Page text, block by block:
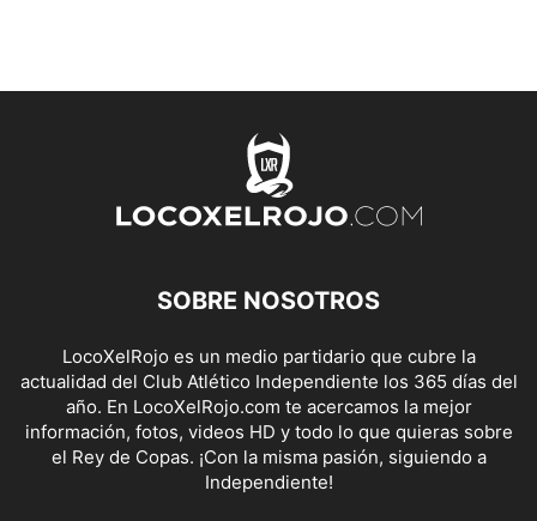
SOBRE NOSOTROS
LocoXelRojo es un medio partidario que cubre la
actualidad del Club Atlético Independiente los 365 días del
año. En LocoXelRojo.com te acercamos la mejor
información, fotos, videos HD y todo lo que quieras sobre
el Rey de Copas. ¡Con la misma pasión, siguiendo a
Independiente!